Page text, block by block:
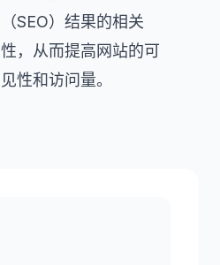
（SEO）结果的相关
性，从而提高网站的可
见性和访问量。